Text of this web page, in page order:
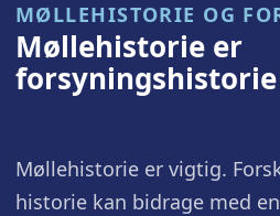
MØLLEHISTORIE OG
Møllehistorie er
forsyningshistorie
Møllehistorie er vigtig.
historie kan bidrage med